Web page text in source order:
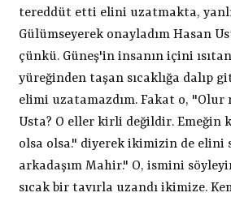
tereddüt etti elini uzatmakta,
Gülümseyerek onayladım Hasan
çünkü. Güneş'in insanın içini
yüreğinden taşan sıcaklığa dalıp
elimi uzatamazdım. Fakat o, "Olur
Usta? O eller kirli değildir. Emeğin
olsa olsa." diyerek ikimizin de elini
arkadaşım Mahir." O, ismini
sıcak bir tavırla uzandı ikimize.